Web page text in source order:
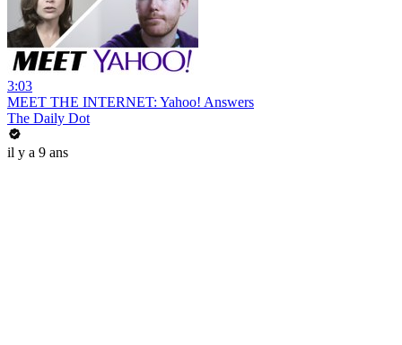
3:03
MEET THE INTERNET: Yahoo! Answers
The Daily Dot
il y a 9 ans